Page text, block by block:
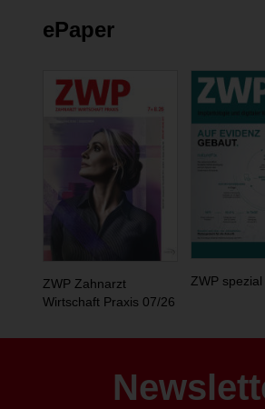
ePaper
ZWP Zahnarzt
Wirtschaft Praxis 07/26
ZWP